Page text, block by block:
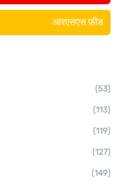
आरएसएस फ़ीड
(53)
(113)
(119)
(127)
(149)